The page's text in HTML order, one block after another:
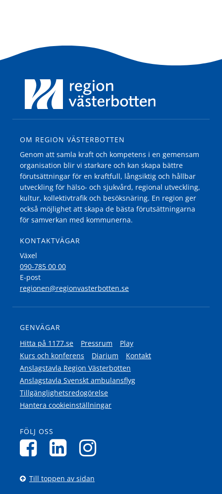
OM REGION VÄSTERBOTTEN
Genom att samla kraft och kompetens i en gemensam
organisation blir vi starkare och kan skapa bättre
förutsättningar för en kraftfull, långsiktig och hållbar
utveckling för hälso- och sjukvård, regional utveckling,
kultur, kollektivtrafik och besöksnäring. En region ger
också möjlighet att skapa de bästa förutsättningarna
för samverkan med kommunerna.
KONTAKTVÄGAR
Växel
090-785 00 00
E-post
regionen@regionvasterbotten.se
GENVÄGAR
Hitta på 1177.se
Pressrum
Play
Kurs och konferens
Diarium
Kontakt
Anslagstavla Region Västerbotten
Anslagstavla Svenskt ambulansflyg
Tillgänglighetsredogörelse
Hantera cookieinställningar
FÖLJ OSS
Till toppen av sidan